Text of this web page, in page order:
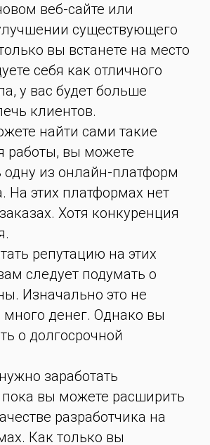
веб-сайте или
существующего
вы встанете на место
себя как отличного
у вас будет больше
клиентов.
найти сами такие
работы, вы можете
одну из онлайн-платформ
На этих платформах нет
Хотя конкуренция
репутацию на этих
следует подумать о
Изначально это не
много денег. Однако вы
о долгосрочной
заработать
вы можете расширить
разработчика на
Как только вы